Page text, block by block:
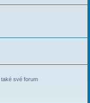
své forum